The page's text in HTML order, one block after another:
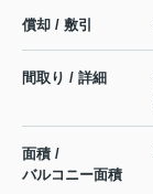
償却 / 敷引
間取り / 詳細
面積 /
バルコニー面積